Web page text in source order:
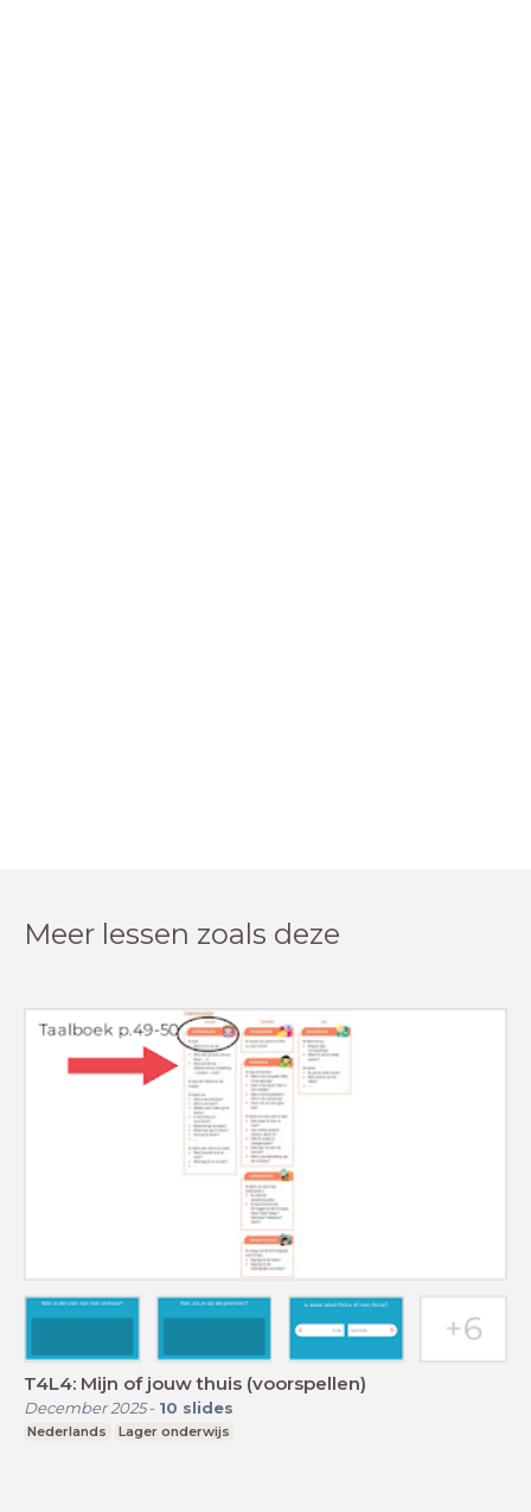
Meer lessen zoals deze
T4L4: Mijn of jouw thuis (voorspellen)
December 2025- 10 slides
Nederlands Lager onderwijs